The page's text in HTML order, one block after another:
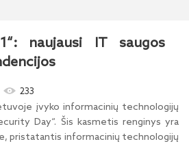
naujausi IT saugos
233
įvyko informacinių technologijų
Day“. Šis kasmetis renginys yra
pristatantis informacinių technologijų